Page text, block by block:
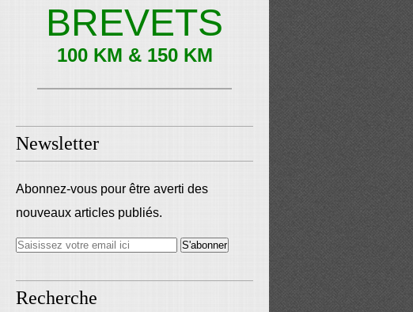
BREVETS
100 KM & 150 KM
Newsletter
Abonnez-vous pour être averti des
nouveaux articles publiés.
Recherche